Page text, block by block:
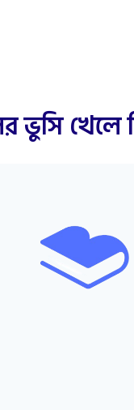
ভুসি খেলে